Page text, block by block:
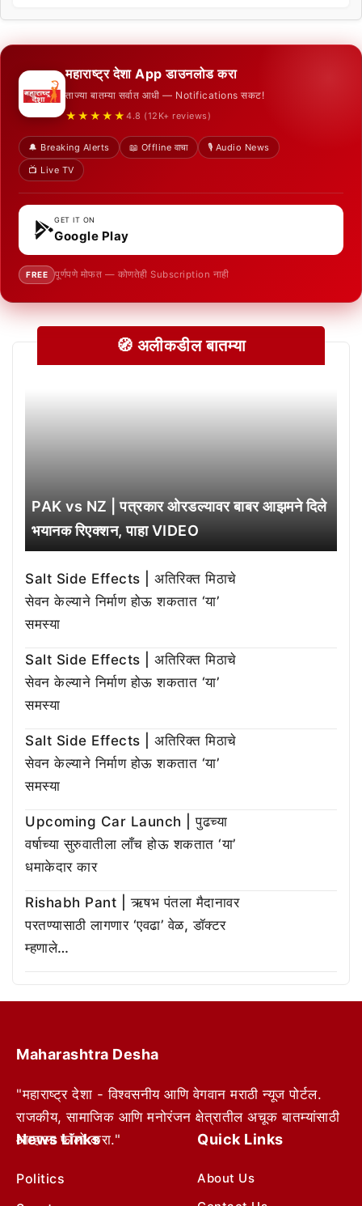
महाराष्ट्र देशा App डाउनलोड करा
ताज्या बातम्या सर्वात आधी — Notifications सकट!
★★★★★ 4.8 (12K+ reviews)
🔔 Breaking Alerts 📖 Offline वाचा
🎙️ Audio News
📺 Live TV
GET IT ON
Google Play
FREE पूर्णपणे मोफत — कोणतेही Subscription नाही
🧭 अलीकडील बातम्या
PAK vs NZ | पत्रकार ओरडल्यावर बाबर आझमने दिले
भयानक रिएक्शन, पाहा VIDEO
Salt Side Effects | अतिरिक्त मिठाचे
सेवन केल्याने निर्माण होऊ शकतात ‘या’
समस्या
Salt Side Effects | अतिरिक्त मिठाचे
सेवन केल्याने निर्माण होऊ शकतात ‘या’
समस्या
Salt Side Effects | अतिरिक्त मिठाचे
सेवन केल्याने निर्माण होऊ शकतात ‘या’
समस्या
Upcoming Car Launch | पुढच्या
वर्षाच्या सुरुवातीला लाँच होऊ शकतात ‘या’
धमाकेदार कार
Rishabh Pant | ऋषभ पंतला मैदानावर
परतण्यासाठी लागणार ‘एवढा’ वेळ, डॉक्टर
म्हणाले…
Maharashtra Desha
"महाराष्ट्र देशा - विश्वसनीय आणि वेगवान मराठी न्यूज पोर्टल.
राजकीय, सामाजिक आणि मनोरंजन क्षेत्रातील अचूक बातम्यांसाठी
आम्हाला फॉलो करा."
News Links
Politics
Quick Links
About Us